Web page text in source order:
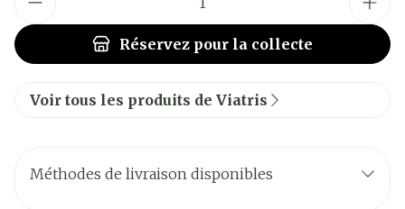
Réservez pour la collecte
Voir tous les produits de Viatris
Méthodes de livraison disponibles